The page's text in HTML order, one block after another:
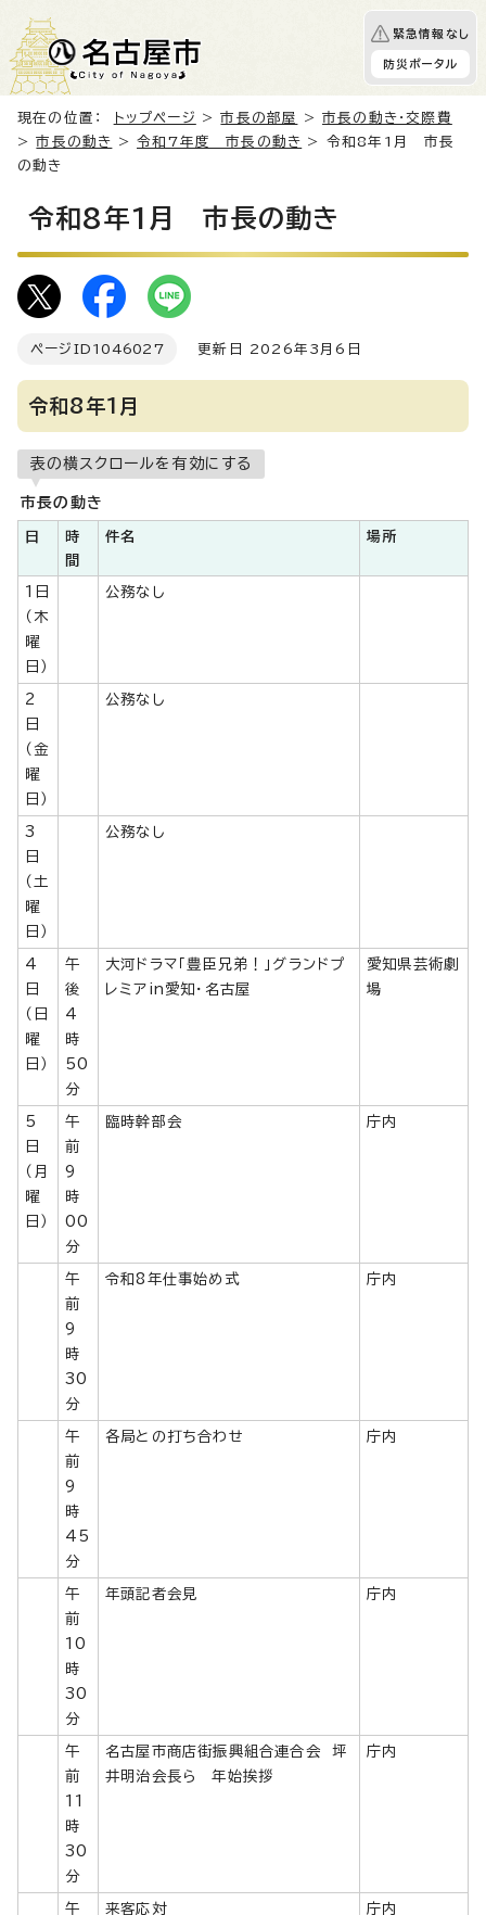
緊急情報なし
防災ポータル
現在の位置： トップページ >市長の部屋 >市長の動き・交際費
>市長の動き >令和7年度 市長の動き > 令和8年1月 市長
の動き
令和8年1月 市長の動き
ページID 1046027 更新日 2026年3月6日
令和8年1月
表の横スクロールを有効にする
市長の動き
日
時
間
件名 場所
1日
（木
曜
日）
公務なし
2
日
（金
曜
日）
公務なし
3
日
（土
曜
日）
公務なし
4
日
（日
曜
日）
午
後
4
時
50
分
大河ドラマ「豊臣兄弟！」グランドプ
レミアin愛知・名古屋
愛知県芸術劇
場
5
日
（月
曜
日）
午
前
9
時
00
分
臨時幹部会 庁内
午
前
9
時
30
分
令和8年仕事始め式 庁内
午
前
9
時
45
分
各局との打ち合わせ 庁内
午
前
10
時
30
分
年頭記者会見 庁内
午
前
11
時
30
分
名古屋市商店街振興組合連合会 坪
井明治会長ら 年始挨拶
庁内
午
来客応対 庁内